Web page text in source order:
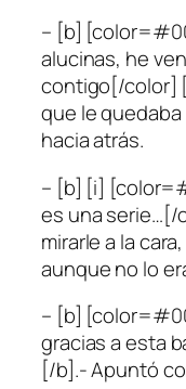
– [b]
alucinas, he
contigo[/color]
que le
hacia atrás.
– [b] [i]
es una serie…[/
mirarle a la
aunque no lo
– [b]
gracias a esta
[/b].- Apuntó